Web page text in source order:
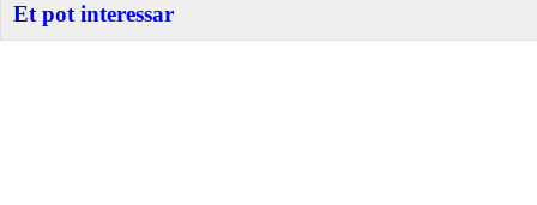
Et pot interessar